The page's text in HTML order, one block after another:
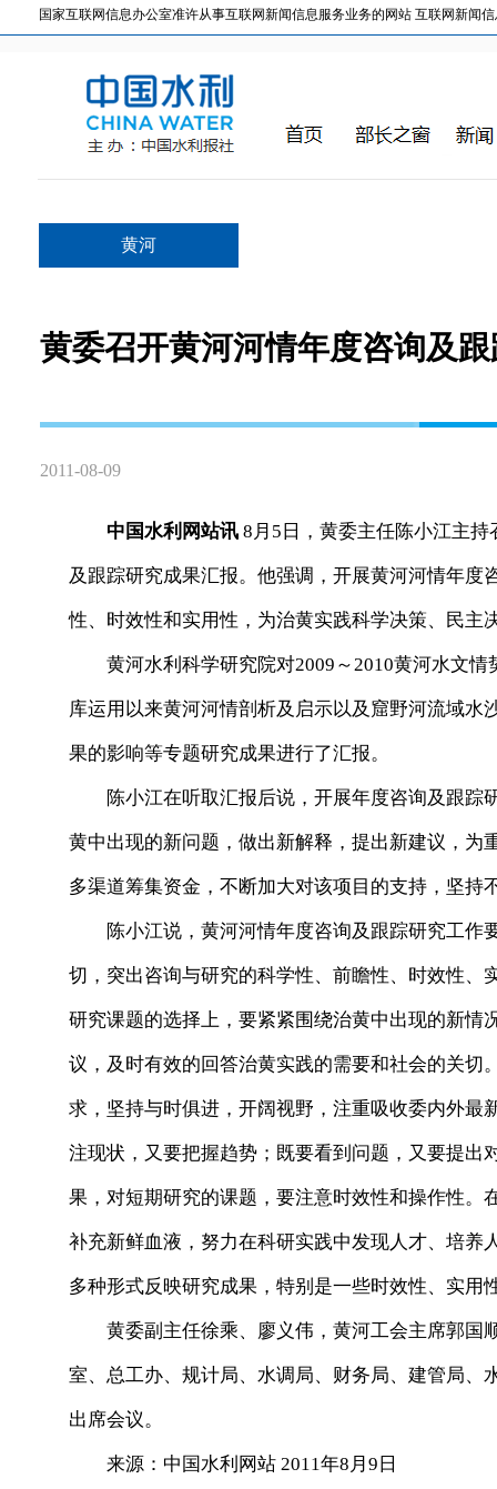
国家互联网信息办公室准许从事互联网新闻信息服务业务的网站 互联网新闻信
黄河
黄委召开黄河河情年度咨询及
2011-08-09
中国水利网站讯 8月5日，黄委主任陈小江主
及跟踪研究成果汇报。他强调，开展黄河河情年
性、时效性和实用性，为治黄实践科学决策、民主
黄河水利科学研究院对2009～2010黄河水文情
库运用以来黄河河情剖析及启示以及窟野河流域
果的影响等专题研究成果进行了汇报。
陈小江在听取汇报后说，开展年度咨询及跟踪
黄中出现的新问题，做出新解释，提出新建议，
多渠道筹集资金，不断加大对该项目的支持，坚持
陈小江说，黄河河情年度咨询及跟踪研究工作
切，突出咨询与研究的科学性、前瞻性、时效性
研究课题的选择上，要紧紧围绕治黄中出现的新
议，及时有效的回答治黄实践的需要和社会的关
求，坚持与时俱进，开阔视野，注重吸收委内外
注现状，又要把握趋势；既要看到问题，又要提
果，对短期研究的课题，要注意时效性和操作性
补充新鲜血液，努力在科研实践中发现人才、培
多种形式反映研究成果，特别是一些时效性、实
黄委副主任徐乘、廖义伟，黄河工会主席郭国
室、总工办、规计局、水调局、财务局、建管局
出席会议。
来源：中国水利网站 2011年8月9日